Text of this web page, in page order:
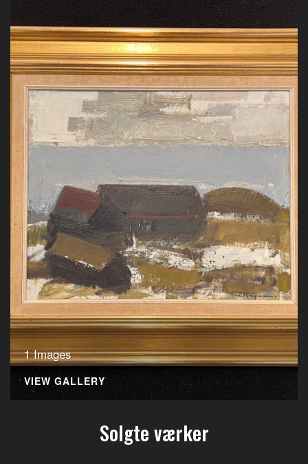
1 Images
VIEW GALLERY
Solgte værker